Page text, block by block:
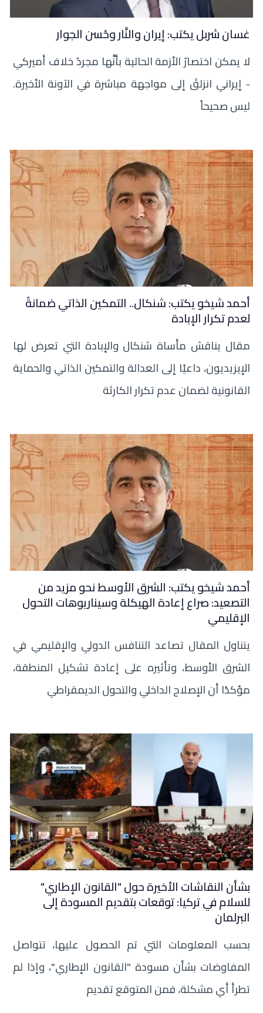
غسان شربل يكتب: إيران والنَّار وحُسن الجوار
لا يمكن اختصارُ الأزمة الحالية بأنَّها مجردُ خلاف أميركي
- إيراني انزلقَ إلى مواجهة مباشرة في الآونة الأخيرة.
ليس صحيحاً
أحمد شيخو يكتب: شنكال.. التمكين الذاتي ضمانةٌ
لعدم تكرار الإبادة
مقال يناقش مأساة شنكال والإبادة التي تعرض لها
الإيزيديون، داعيًا إلى العدالة والتمكين الذاتي والحماية
القانونية لضمان عدم تكرار الكارثة
أحمد شيخو يكتب: الشرق الأوسط نحو مزيد من
التصعيد: صراع إعادة الهيكلة وسيناريوهات التحول
الإقليمي
يتناول المقال تصاعد التنافس الدولي والإقليمي في
الشرق الأوسط، وتأثيره على إعادة تشكيل المنطقة،
مؤكدًا أن الإصلاح الداخلي والتحول الديمقراطي
بشأن النقاشات الأخيرة حول "القانون الإطاري"
للسلام في تركيا: توقعات بتقديم المسودة إلى
البرلمان
بحسب المعلومات التي تم الحصول عليها، تتواصل
المفاوضات بشأن مسودة "القانون الإطاري"، وإذا لم
تطرأ أي مشكلة، فمن المتوقع تقديم